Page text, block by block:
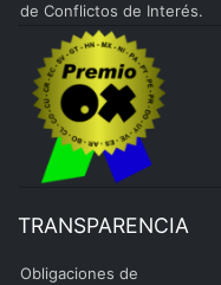
de Conflictos de Interés.
TRANSPARENCIA
Obligaciones de